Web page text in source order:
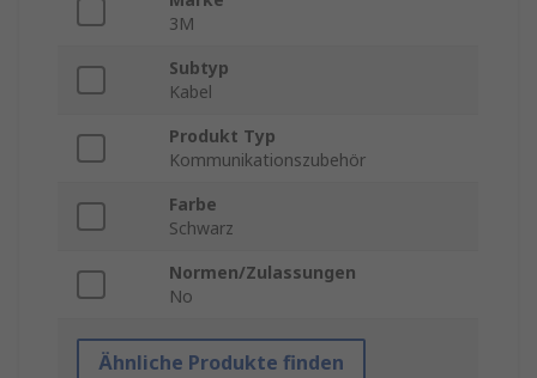
3M
Subtyp
Kabel
Produkt Typ
Kommunikationszubehör
Farbe
Schwarz
Normen/Zulassungen
No
Ähnliche Produkte finden